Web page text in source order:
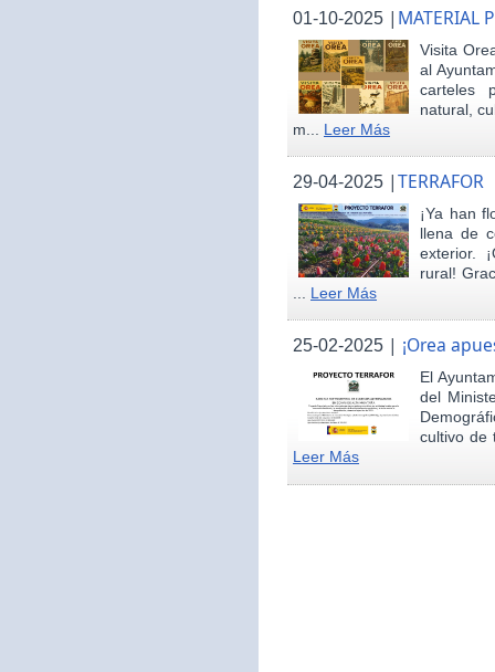
01-10-2025 | MATERIAL
Visita
al
carteles
natural,
m... Leer Más
29-04-2025 |TERRAFOR
¡Ya han
llena de
exterior.
rural!
... Leer Más
25-02-2025 | ¡Orea
El
del
cultivo de
Leer Más